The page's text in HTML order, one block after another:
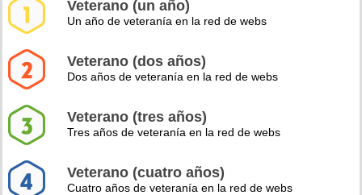
Veterano (un año)
Un año de veteranía en la red de webs
Veterano (dos años)
Dos años de veteranía en la red de webs
Veterano (tres años)
Tres años de veteranía en la red de webs
Veterano (cuatro años)
Cuatro años de veteranía en la red de webs